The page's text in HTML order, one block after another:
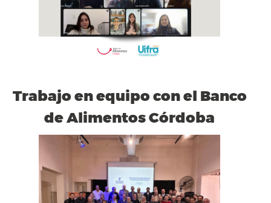
Trabajo en equipo con el Banco
de Alimentos Córdoba